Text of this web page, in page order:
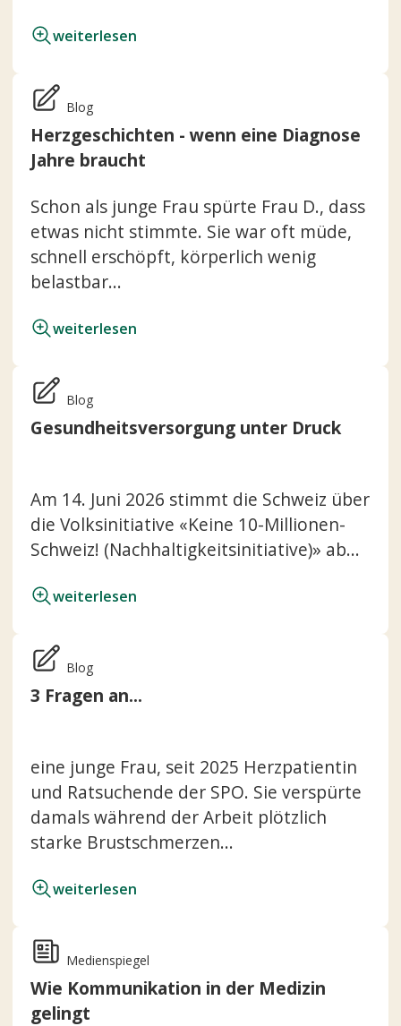
weiterlesen
Blog
Herzgeschichten - wenn eine Diagnose
Jahre braucht
Schon als junge Frau spürte Frau D., dass
etwas nicht stimmte. Sie war oft müde,
schnell erschöpft, körperlich wenig
belastbar...
weiterlesen
Blog
Gesundheitsversorgung unter Druck
Am 14. Juni 2026 stimmt die Schweiz über
die Volksinitiative «Keine 10-Millionen-
Schweiz! (Nachhaltigkeitsinitiative)» ab...
weiterlesen
Blog
3 Fragen an...
eine junge Frau, seit 2025 Herzpatientin
und Ratsuchende der SPO. Sie verspürte
damals während der Arbeit plötzlich
starke Brustschmerzen...
weiterlesen
Medienspiegel
Wie Kommunikation in der Medizin
gelingt